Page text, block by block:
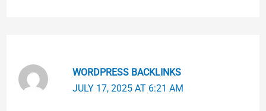
WORDPRESS BACKLINKS
JULY 17, 2025 AT 6:21 AM